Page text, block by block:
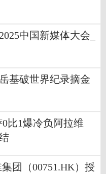
中国新媒体大会_
基破世界纪录摘金
比1爆冷负阿拉维
团（00751.HK）授